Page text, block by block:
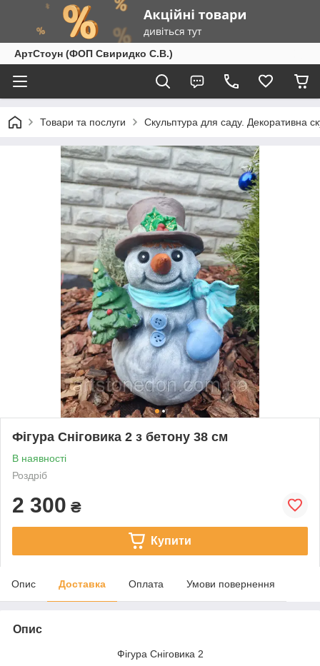
АртСтоун (ФОП Свиридко С.В.)
Товари та послуги Скульптура для саду. Декоративна
Фігура Сніговика 2 з бетону 38 см
В наявності
Роздріб
2 300 ₴
Купити
Опис Доставка Оплата Умови повернення
Опис
Фігура Сніговика 2